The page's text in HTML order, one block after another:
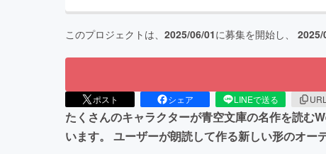
このプロジェクトは、 2025/06/01に募集を開始し、 2025/
ポスト シェア LINEで送る
たくさんのキャラクターが青空文庫の名作を読む
います。 ユーザーが朗読して作る新しい形のオー